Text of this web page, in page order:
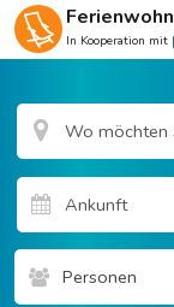
In Kooperation mit
Personen